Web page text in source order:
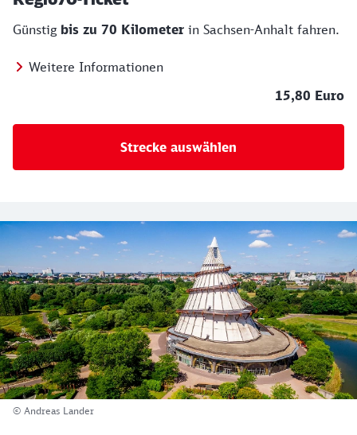
Günstig bis zu 70 Kilometer in Sachsen-Anhalt fahren.
Weitere Informationen
15,80 Euro
Strecke auswählen
© Andreas Lander